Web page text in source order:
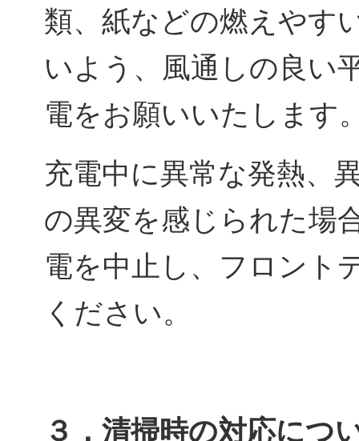
類、紙などの燃えやす
いよう、風通しの良い
電をお願いいたします
充電中に異常な発熱、
の異変を感じられた場
電を中止し、フロント
ください。
３．清掃時の対応につ